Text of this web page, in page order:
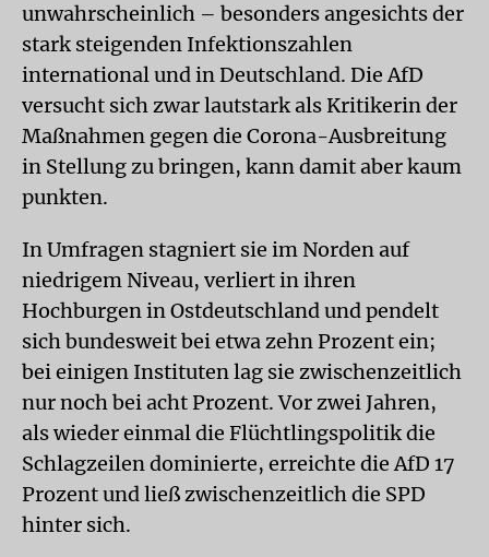
unwahrscheinlich – besonders angesichts der
stark steigenden Infektionszahlen
international und in Deutschland. Die AfD
versucht sich zwar lautstark als Kritikerin der
Maßnahmen gegen die Corona-Ausbreitung
in Stellung zu bringen, kann damit aber kaum
punkten.
In Umfragen stagniert sie im Norden auf
niedrigem Niveau, verliert in ihren
Hochburgen in Ostdeutschland und pendelt
sich bundesweit bei etwa zehn Prozent ein;
bei einigen Instituten lag sie zwischenzeitlich
nur noch bei acht Prozent. Vor zwei Jahren,
als wieder einmal die Flüchtlingspolitik die
Schlagzeilen dominierte, erreichte die AfD 17
Prozent und ließ zwischenzeitlich die SPD
hinter sich.